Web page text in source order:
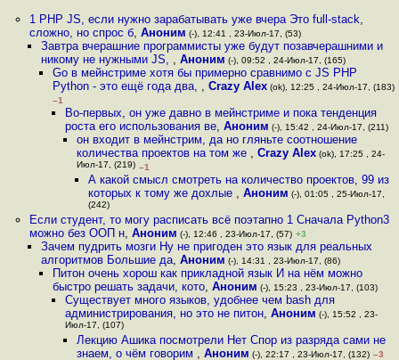
1 PHP JS, если нужно зарабатывать уже вчера Это full-stack,
сложно, но спрос б, Аноним (-), 12:41 , 23-Июл-17, (53)
Завтра вчерашние программисты уже будут позавчерашними и
никому не нужными JS, , Аноним (-), 09:52 , 24-Июл-17, (165)
Go в мейнстриме хотя бы примерно сравнимо с JS PHP
Python - это ещё года два, ,Crazy Alex (ok), 12:25 , 24-Июл-17, (183)
–1
Во-первых, он уже давно в мейнстриме и пока тенденция
роста его использования ве, Аноним (-), 15:42 , 24-Июл-17, (211)
он входит в мейнстрим, да но гляньте соотношение
количества проектов на том же , Crazy Alex(ok), 17:25 , 24-
Июл-17, (219) –1
А какой смысл смотреть на количество проектов, 99 из
которых к тому же дохлые ,Аноним (-), 01:05 , 25-Июл-17,
(242)
Если студент, то могу расписать всё поэтапно 1 Сначала Python3
можно без ООП н, Аноним (-), 12:46 , 23-Июл-17, (57) +3
Зачем пудрить мозги Ну не пригоден это язык для реальных
алгоритмов Большие да, Аноним (-), 14:31 , 23-Июл-17, (86)
Питон очень хорош как прикладной язык И на нём можно
быстро решать задачи, кото,Аноним (-), 15:23 , 23-Июл-17, (103)
Существует много языков, удобнее чем bash для
администрирования, но это не питон, Аноним (-), 15:52 , 23-
Июл-17, (107)
Лекцию Ашика посмотрели Нет Спор из разряда сами не
знаем, о чём говорим , Аноним (-), 22:17 , 23-Июл-17, (132) –3